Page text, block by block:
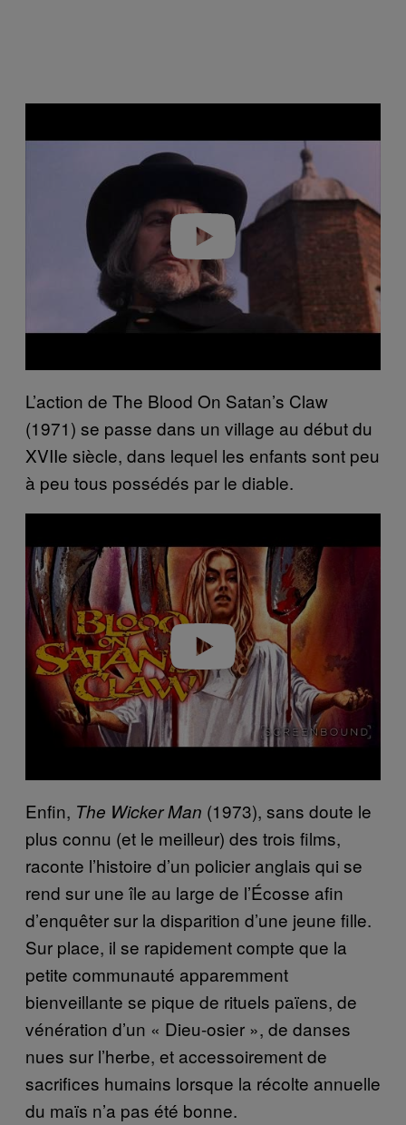
Play video
L’action de The Blood On Satan’s Claw
(1971) se passe dans un village au début du
XVIIe siècle, dans lequel les enfants sont peu
à peu tous possédés par le diable.
Play video
Enfin, The Wicker Man (1973), sans doute le
plus connu (et le meilleur) des trois films,
raconte l’histoire d’un policier anglais qui se
rend sur une île au large de l’Écosse afin
d’enquêter sur la disparition d’une jeune fille.
Sur place, il se rapidement compte que la
petite communauté apparemment
bienveillante se pique de rituels païens, de
vénération d’un « Dieu-osier », de danses
nues sur l’herbe, et accessoirement de
sacrifices humains lorsque la récolte annuelle
du maïs n’a pas été bonne.